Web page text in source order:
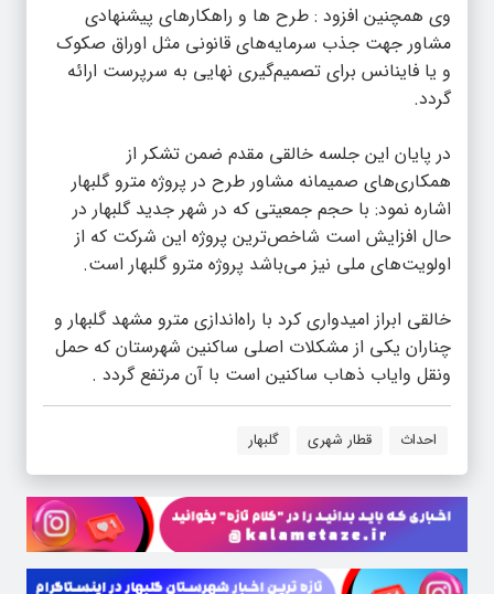
وی همچنین افزود : طرح ها و راهکارهای پیشنهادی
مشاور جهت جذب سرمایه‌های قانونی مثل اوراق صکوک
و یا فاینانس برای تصمیم‌گیری نهایی به سرپرست ارائه
گردد.
در پایان این جلسه خالقی مقدم ضمن تشکر از
همکاری‌های صمیمانه مشاور طرح در پروژه مترو گلبهار
اشاره نمود: با حجم جمعیتی که در شهر جدید گلبهار در
حال افزایش است شاخص‌ترین پروژه این شرکت که از
اولویت‌های ملی نیز می‌باشد پروژه مترو گلبهار است.
خالقی ابراز امیدواری کرد با راه‌اندازی مترو مشهد گلبهار و
چناران یکی از مشکلات اصلی ساکنین شهرستان که حمل
ونقل وایاب ذهاب ساکنین است با آن مرتفع گردد .
احداث قطار شهری گلبهار